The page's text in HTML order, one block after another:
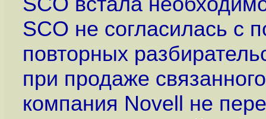
SCO не согласилась с
повторных
при продаже
компания Novell не